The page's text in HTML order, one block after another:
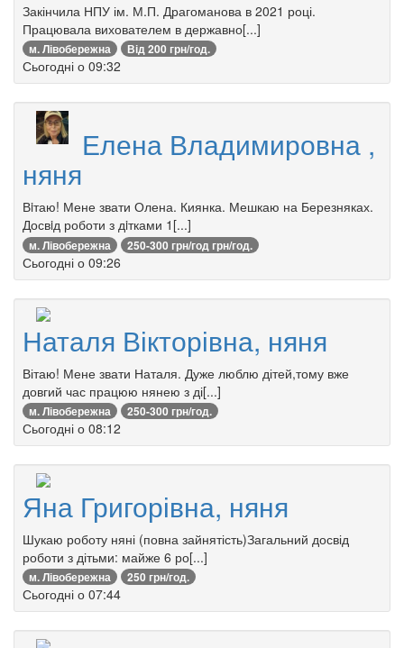
Закінчила НПУ ім. М.П. Драгоманова в 2021 році.
Працювала вихователем в державно[...]
м. Лівобережна Від 200 грн/год.
Сьогодні о 09:32
Елена Владимировна ,
няня
Вiтаю! Мене звати Олена. Киянка. Мешкаю на Березняках.
Досвiд роботи з дiтками 1[...]
м. Лівобережна 250-300 грн/год грн/год.
Сьогодні о 09:26
Наталя Вікторівна, няня
Вітаю! Мене звати Наталя. Дуже люблю дітей,тому вже
довгий час працюю нянею з ді[...]
м. Лівобережна 250-300 грн/год.
Сьогодні о 08:12
Яна Григорівна, няня
Шукаю роботу няні (повна зайнятість)Загальний досвід
роботи з дітьми: майже 6 ро[...]
м. Лівобережна 250 грн/год.
Сьогодні о 07:44